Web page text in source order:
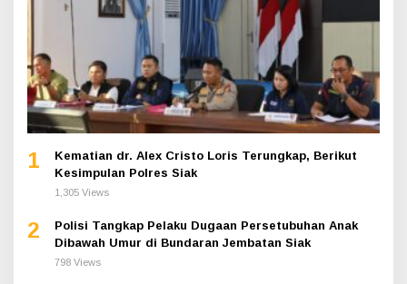
1
Kematian dr. Alex Cristo Loris Terungkap, Berikut
Kesimpulan Polres Siak
1,305 Views
2
Polisi Tangkap Pelaku Dugaan Persetubuhan Anak
Dibawah Umur di Bundaran Jembatan Siak
798 Views